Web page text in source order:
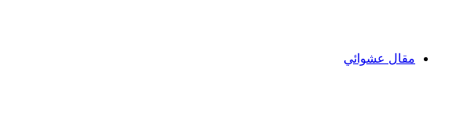
مقال عشوائي